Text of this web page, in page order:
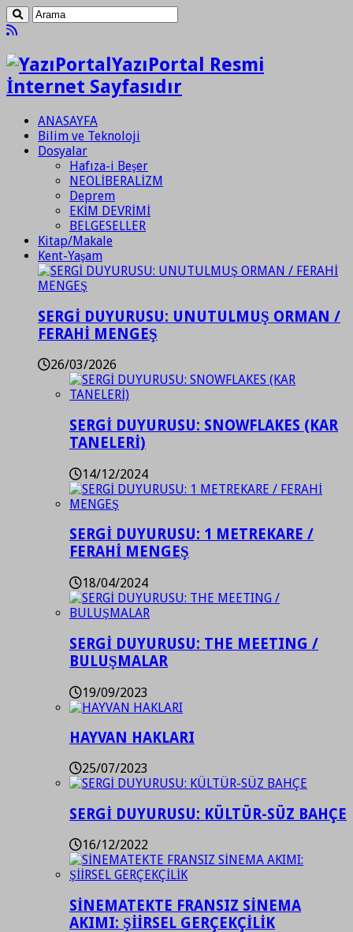
YazıPortal Resmi
İnternet Sayfasıdır
ANASAYFA
Bilim ve Teknoloji
Dosyalar
Hafıza-i Beşer
NEOLİBERALİZM
Deprem
EKİM DEVRİMİ
BELGESELLER
Kitap/Makale
Kent-Yaşam
SERGİ DUYURUSU: UNUTULMUŞ ORMAN /
FERAHİ MENGEŞ
26/03/2026
SERGİ DUYURUSU: SNOWFLAKES (KAR
TANELERİ)
14/12/2024
SERGİ DUYURUSU: 1 METREKARE /
FERAHİ MENGEŞ
18/04/2024
SERGİ DUYURUSU: THE MEETING /
BULUŞMALAR
19/09/2023
HAYVAN HAKLARI
25/07/2023
SERGİ DUYURUSU: KÜLTÜR-SÜZ BAHÇE
16/12/2022
SİNEMATEKTE FRANSIZ SİNEMA
AKIMI: ŞİİRSEL GERÇEKÇİLİK